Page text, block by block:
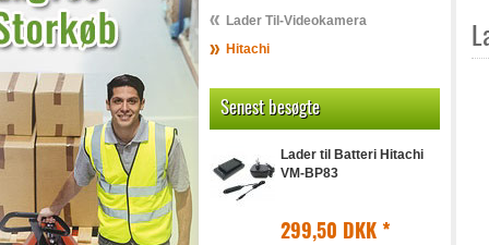
Lader Til-Videokamera
Hitachi
Senest besøgte
Lader til Batteri Hitachi
VM-BP83
299,50 DKK*